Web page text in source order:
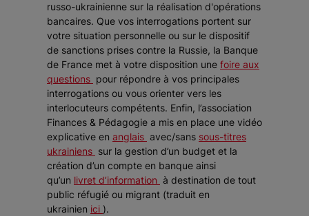
russo-ukrainienne sur la réalisation d'opérations
bancaires. Que vos interrogations portent sur
votre situation personnelle ou sur le dispositif
de sanctions prises contre la Russie, la Banque
de France met à votre disposition une foire aux
questions pour répondre à vos principales
interrogations ou vous orienter vers les
interlocuteurs compétents. Enfin, l’association
Finances & Pédagogie a mis en place une vidéo
explicative en anglais avec/sans sous-titres
ukrainiens sur la gestion d’un budget et la
création d’un compte en banque ainsi
qu’un livret d’information à destination de tout
public réfugié ou migrant (traduit en
ukrainien ici ).